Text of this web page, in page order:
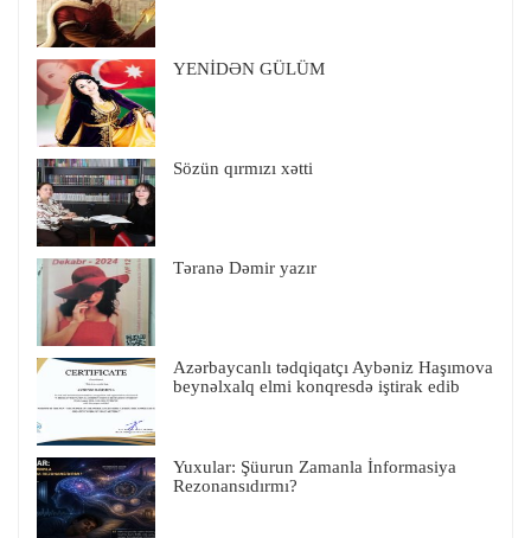
YENİDƏN GÜLÜM
Sözün qırmızı xətti
Təranə Dəmir yazır
Azərbaycanlı tədqiqatçı Aybəniz Haşımova
beynəlxalq elmi konqresdə iştirak edib
Yuxular: Şüurun Zamanla İnformasiya
Rezonansıdırmı?